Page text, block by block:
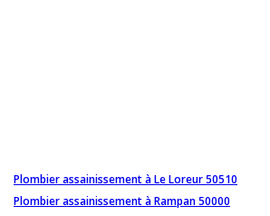
Plombier assainissement à Le Loreur 50510
Plombier assainissement à Rampan 50000